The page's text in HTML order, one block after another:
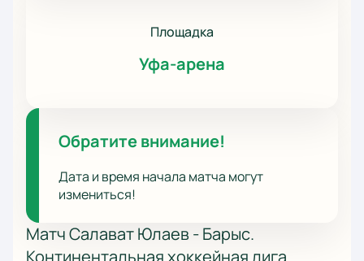
Площадка
Уфа-арена
Обратите внимание!
Дата и время начала матча могут
измениться!
Матч Салават Юлаев - Барыс.